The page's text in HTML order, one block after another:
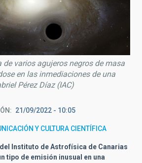
de varios agujeros negros de masa
en las inmediaciones de una
Pérez Díaz (IAC)
21/09/2022 - 10:05
Y CULTURA CIENTÍFICA
Instituto de Astrofísica de Canarias
tipo de emisión inusual en una